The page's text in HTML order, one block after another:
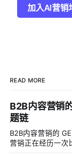
加入AI营销
READ MORE
B2B内容营销
题链
B2B内容营销的
营销正在经历一次